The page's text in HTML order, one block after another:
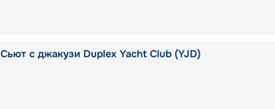
Сьют с джакузи Duplex Yacht Club (YJD)